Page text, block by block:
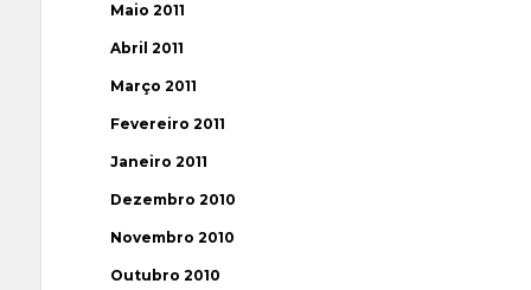
Maio 2011
Abril 2011
Março 2011
Fevereiro 2011
Janeiro 2011
Dezembro 2010
Novembro 2010
Outubro 2010